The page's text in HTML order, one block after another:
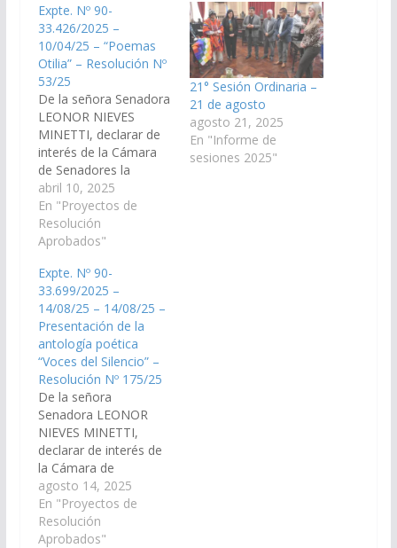
Expte. Nº 90-
33.426/2025 –
10/04/25 – “Poemas
Otilia” – Resolución Nº
53/25
De la señora Senadora
LEONOR NIEVES
MINETTI, declarar de
interés de la Cámara
de Senadores la
presentación del libro
de “Poemas Otilia” de
la autoría María Alicia
Nebreda Arias que ser
abril del corriente año
en la Biblioteca
Provincial de Salta.
(Expte. Nº 90-
33.426/2025, a…
abril 10, 2025
En "Proyectos de
Resolución
Aprobados"
21° Sesión Ordinaria –
21 de agosto
agosto 21, 2025
En "Informe de
sesiones 2025"
Expte. Nº 90-
33.699/2025 –
14/08/25 – 14/08/25 –
Presentación de la
antología poética
“Voces del Silencio” –
Resolución Nº 175/25
De la señora
Senadora LEONOR
NIEVES MINETTI,
declarar de interés de
la Cámara de
Senadores la
presentación de la
antología poética
“Voces del Silencio”,
agosto 14, 2025
En "Proyectos de
Resolución
Aprobados"